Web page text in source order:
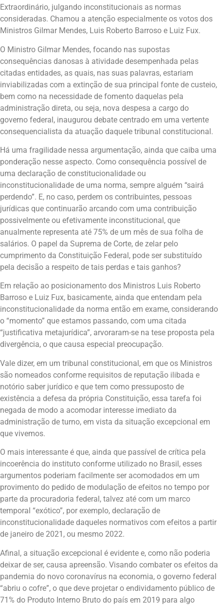
Extraordinário, julgando inconstitucionais as normas
consideradas. Chamou a atenção especialmente os votos dos
Ministros Gilmar Mendes, Luis Roberto Barroso e Luiz Fux.
O Ministro Gilmar Mendes, focando nas supostas
consequências danosas à atividade desempenhada pelas
citadas entidades, as quais, nas suas palavras, estariam
inviabilizadas com a extinção de sua principal fonte de custeio,
bem como na necessidade de fomento daquelas pela
administração direta, ou seja, nova despesa a cargo do
governo federal, inaugurou debate centrado em uma vertente
consequencialista da atuação daquele tribunal constitucional.
Há uma fragilidade nessa argumentação, ainda que caiba uma
ponderação nesse aspecto. Como consequência possível de
uma declaração de constitucionalidade ou
inconstitucionalidade de uma norma, sempre alguém “sairá
perdendo”. E, no caso, perdem os contribuintes, pessoas
jurídicas que continuarão arcando com uma contribuição
possivelmente ou efetivamente inconstitucional, que
anualmente representa até 75% de um mês de sua folha de
salários. O papel da Suprema de Corte, de zelar pelo
cumprimento da Constituição Federal, pode ser substituído
pela decisão a respeito de tais perdas e tais ganhos?
Em relação ao posicionamento dos Ministros Luis Roberto
Barroso e Luiz Fux, basicamente, ainda que entendam pela
inconstitucionalidade da norma então em exame, considerando
o “momento” que estamos passando, com uma citada
“justificativa metajurídica”, arvoraram-se na tese proposta pela
divergência, o que causa especial preocupação.
Vale dizer, em um tribunal constitucional, em que os Ministros
são nomeados conforme requisitos de reputação ilibada e
notório saber jurídico e que tem como pressuposto de
existência a defesa da própria Constituição, essa tarefa foi
negada de modo a acomodar interesse imediato da
administração de turno, em vista da situação excepcional em
que vivemos.
O mais interessante é que, ainda que passível de crítica pela
incoerência do instituto conforme utilizado no Brasil, esses
argumentos poderiam facilmente ser acomodados em um
provimento do pedido de modulação de efeitos no tempo por
parte da procuradoria federal, talvez até com um marco
temporal “exótico”, por exemplo, declaração de
inconstitucionalidade daqueles normativos com efeitos a partir
de janeiro de 2021, ou mesmo 2022.
Afinal, a situação excepcional é evidente e, como não poderia
deixar de ser, causa apreensão. Visando combater os efeitos da
pandemia do novo coronavírus na economia, o governo federal
“abriu o cofre”, o que deve projetar o endividamento público de
71% do Produto Interno Bruto do país em 2019 para algo